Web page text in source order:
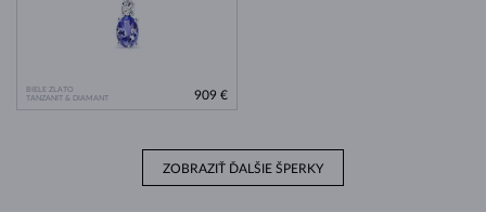
BIELE ZLATO
TANZANIT & DIAMANT
909 €
ZOBRAZIŤ ĎALŠIE ŠPERKY